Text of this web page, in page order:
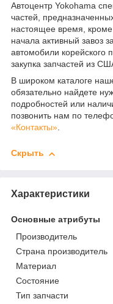
Автоцентр Yokohama
частей,
настоящее время, кроме
начала активный завоз
автомобили корейского
закупка запчастей из
В широком каталоге
обязательно найдете
подробностей или
позвонить нам по
«Контакты».
Скрыть
Характеристики
Основные атрибуты
Производитель
Страна производитель
Материал
Состояние
Тип запчасти